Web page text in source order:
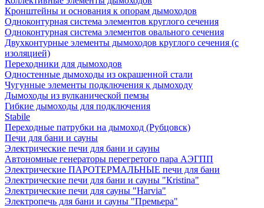
Кронштейны и основания к опорам дымоходов
Одноконтурная система элементов круглого сечения
Одноконтурная система элементов овального сечения
Двухконтурные элементы дымоходов круглого сечения (с
изоляцией)
Переходники для дымоходов
Одностенные дымоходы из окрашенной стали
Чугунные элементы подключения к дымоходу
Дымоходы из вулканической пемзы
Гибкие дымоходы для подключения
Stabile
Переходные патрубки на дымоход (Рубцовск)
Печи для бани и сауны
Электрические печи для бани и сауны
Автономные генераторы перегретого пара АЭГПП
Электрические ПАРОТЕРМАЛЬНЫЕ печи для бани
Электрические печи для бани и сауны "Кristina"
Электрические печи для сауны "Harvia"
Электропечь для бани и сауны "Премьера"